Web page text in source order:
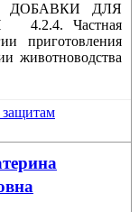
ДОБАВКИ ДЛЯ
Частная
приготовления
животноводства